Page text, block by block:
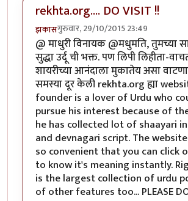
rekhta.org.... DO VISIT !!
झकासगुरुवार, 29/10/2015 23:49
@ माधुरी विनायक @मधुमति, तुमच्या
सुद्धा उर्दू ची भक्त. पण लिपी लिहीता-
शायरीच्या आनंदाला मुकातेय असा
समस्या दूर केली rekhta.org ह्या
founder is a lover of Urdu who
pursue his interest because of
he has collected lot of shaayari
and devnagari script. The
so convenient that you can click
to know it's meaning instantly.
is the largest collection of urdu
of other features too... PLEASE